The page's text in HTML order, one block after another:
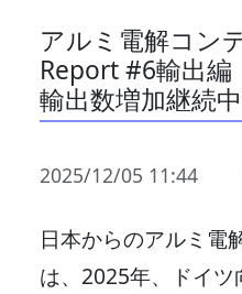
アルミ電解コン
Report #6輸出
輸出数増加継続中
2025/12/05 11:44
日本からのアルミ電
は、2025年、ドイ